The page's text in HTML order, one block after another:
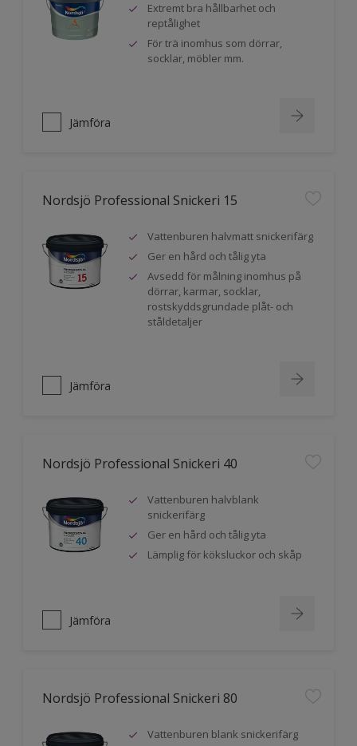
Extremt bra hållbarhet och
reptålighet
För trä inomhus som dörrar,
socklar, möbler mm.
Jämföra
Nordsjö Professional Snickeri 15
Vattenburen halvmatt snickerifärg
Ger en hård och tålig yta
Avsedd för målning inomhus på
dörrar, karmar, socklar,
rostskyddsgrundade plåt- och
ståldetaljer
Jämföra
Nordsjö Professional Snickeri 40
Vattenburen halvblank
snickerifärg
Ger en hård och tålig yta
Lämplig för köksluckor och skåp
Jämföra
Nordsjö Professional Snickeri 80
Vattenburen blank snickerifärg